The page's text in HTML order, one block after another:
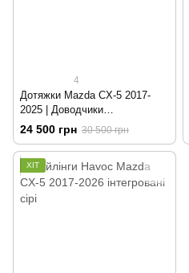
4
Дотяжки Mazda CX-5 2017-
2025 | Доводчики
автомобільних дверей
24 500 грн 30 500 грн
ХІТ